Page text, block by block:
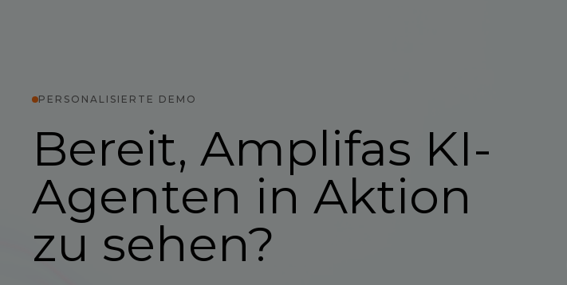
PERSONALISIERTE DEMO
Bereit, Amplifas KI-
Agenten in Aktion
zu sehen?